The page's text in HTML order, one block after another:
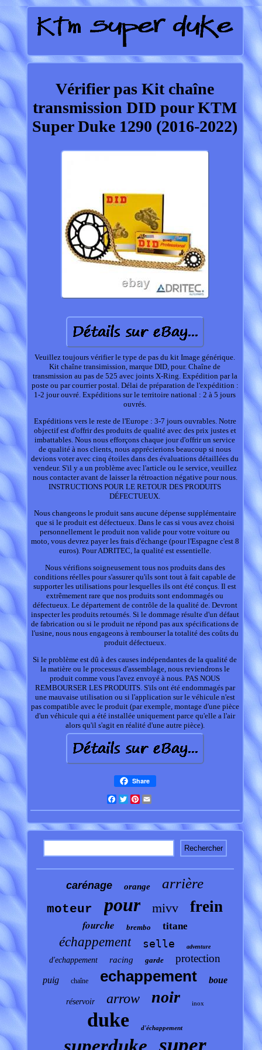
Vérifier pas Kit chaîne
transmission DID pour KTM
Super Duke 1290 (2016-2022)
Veuillez toujours vérifier le type de pas du kit Image générique.
Kit chaîne transimission, marque DID, pour. Chaîne de
transmission au pas de 525 avec joints X-Ring. Expédition par la
poste ou par courrier postal. Délai de préparation de l'expédition :
1-2 jour ouvré. Expéditions sur le territoire national : 2 à 5 jours
ouvrés.
Expéditions vers le reste de l'Europe : 3-7 jours ouvrables. Notre
objectif est d'offrir des produits de qualité avec des prix justes et
imbattables. Nous nous efforçons chaque jour d'offrir un service
de qualité à nos clients, nous apprécierions beaucoup si nous
devions voter avec cinq étoiles dans des évaluations détaillées du
vendeur. S'il y a un problème avec l'article ou le service, veuillez
nous contacter avant de laisser la rétroaction négative pour nous.
INSTRUCTIONS POUR LE RETOUR DES PRODUITS
DÉFECTUEUX.
Nous changeons le produit sans aucune dépense supplémentaire
que si le produit est défectueux. Dans le cas si vous avez choisi
personnellement le produit non valide pour votre voiture ou
moto, vous devrez payer les frais d'échange (pour l'Espagne c'est 8
euros). Pour ADRITEC, la qualité est essentielle.
Nous vérifions soigneusement tous nos produits dans des
conditions réelles pour s'assurer qu'ils sont tout à fait capable de
supporter les utilisations pour lesquelles ils ont été conçus. Il est
extrêmement rare que nos produits sont endommagés ou
défectueux. Le département de contrôle de la qualité de. Devront
inspecter les produits retournés. Si le dommage résulte d'un défaut
de fabrication ou si le produit ne répond pas aux spécifications de
l'usine, nous nous engageons à rembourser la totalité des coûts du
produit défectueux.
Si le problème est dû à des causes indépendantes de la qualité de
la matière ou le processus d'assemblage, nous reviendrons le
produit comme vous l'avez envoyé à nous. PAS NOUS
REMBOURSER LES PRODUITS. S'ils ont été endommagés par
une mauvaise utilisation ou si l'application sur le véhicule n'est
pas compatible avec le produit (par exemple, montage d'une pièce
d'un véhicule qui a été installée uniquement parce qu'elle a l'air
alors qu'il s'agit en réalité d'une autre pièce).
Share
Facebook
TwitterPinterest
carénage orange arrière
moteur pour mivv frein
fourche brembo titane
échappement selle adventure
d'echappement racing garde protection
puig chaîne echappement boue
réservoir arrow noir inox
duke d'échappement
super